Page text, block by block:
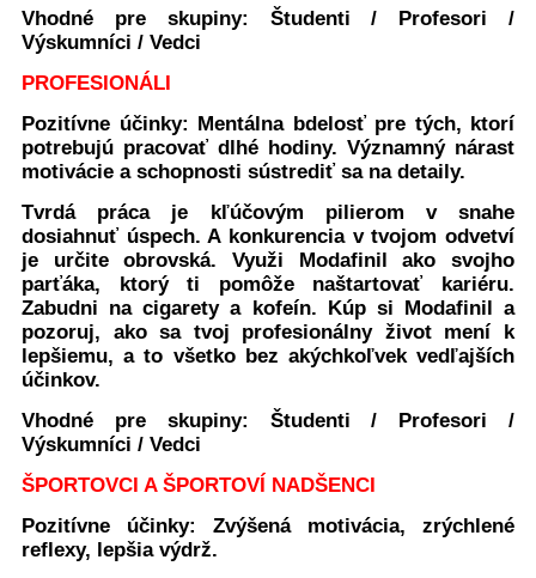
Vhodné pre skupiny: Študenti / Profesori /
Výskumníci / Vedci
PROFESIONÁLI
Pozitívne účinky: Mentálna bdelosť pre tých, ktorí
potrebujú pracovať dlhé hodiny. Významný nárast
motivácie a schopnosti sústrediť sa na detaily.
Tvrdá práca je kľúčovým pilierom v snahe
dosiahnuť úspech. A konkurencia v tvojom odvetví
je určite obrovská. Využi Modafinil ako svojho
parťáka, ktorý ti pomôže naštartovať kariéru.
Zabudni na cigarety a kofeín. Kúp si Modafinil a
pozoruj, ako sa tvoj profesionálny život mení k
lepšiemu, a to všetko bez akýchkoľvek vedľajších
účinkov.
Vhodné pre skupiny: Študenti / Profesori /
Výskumníci / Vedci
ŠPORTOVCI A ŠPORTOVÍ NADŠENCI
Pozitívne účinky: Zvýšená motivácia, zrýchlené
reflexy, lepšia výdrž.